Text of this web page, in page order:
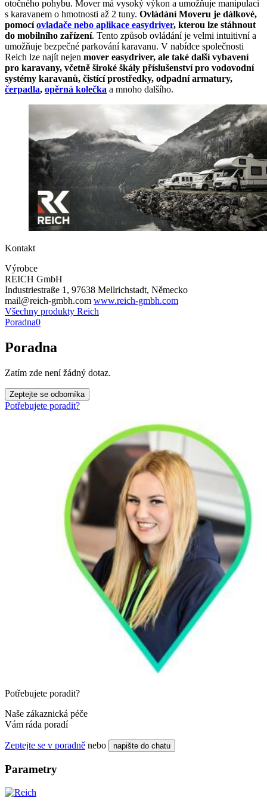
otočného pohybu. Mover má vysoký výkon a umožňuje manipulaci
s karavanem o hmotnosti až 2 tuny. Ovládání Moveru je dálkové,
pomocíovladače nebo aplikace easydriver, kterou lze stáhnout
do mobilního zařízení. Tento způsob ovládání je velmi intuitivní a
umožňuje bezpečné parkování karavanu. V nabídce společnosti
Reich lze najít nejen mover easydriver, ale také další vybavení
pro karavany, včetně široké škály příslušenství pro vodovodní
systémy karavanů, čistící prostředky, odpadní armatury,
čerpadla, opěrná kolečka a mnoho dalšího.
Kontakt
Výrobce
REICH GmbH
Industriestraße 1, 97638 Mellrichstadt, Německo
mail@reich-gmbh.com www.reich-gmbh.com
Všechny produkty Reich
Poradna0
Poradna
Zatím zde není žádný dotaz.
Zeptejte se odborníka
Potřebujete poradit?
Potřebujete poradit?
Naše zákaznická péče
Vám ráda poradí
Zeptejte se v poradně nebo napište do chatu
Parametry